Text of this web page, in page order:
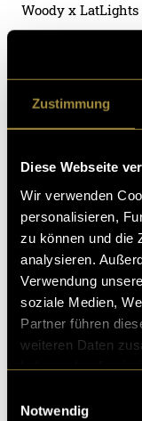
Zustimmung
Diese Webseite
Wir verwenden
personalisieren,
zu können und die
analysieren.
Verwendung
soziale Medien,
Partner führen
weiteren Daten
Notwendig
Woody x LatLights